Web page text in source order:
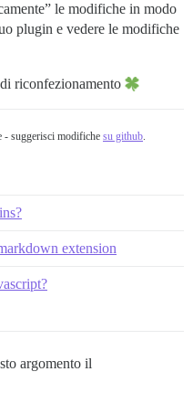
le modifiche in modo
plugin e vedere le modifiche
riconfezionamento
- suggerisci modifiche su github.
extension
argomento il